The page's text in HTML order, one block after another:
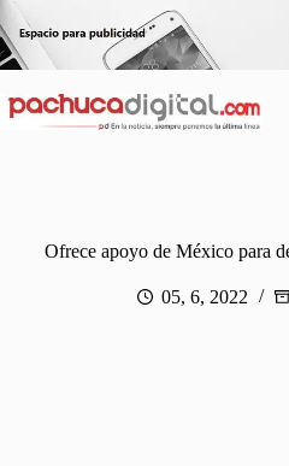
Saltar
al
contenido
Ofrece apoyo de México para
05, 6, 2022